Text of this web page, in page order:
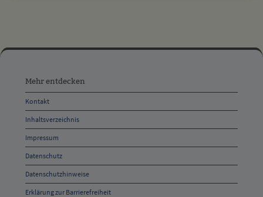
entdecken,
Öffnungszeiten
und
Anschrift
und
Kontakt
Mehr entdecken
Kontakt
Inhaltsverzeichnis
Impressum
Datenschutz
Datenschutzhinweise
Erklärung zur Barrierefreiheit